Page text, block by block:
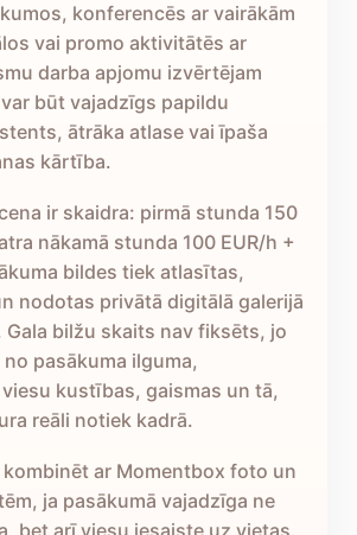
konferencēs ar vairākām
vai promo aktivitātēs ar
darba apjomu izvērtējam
būt vajadzīgs papildu
ātrāka atlase vai īpaša
kārtība.
ir skaidra: pirmā stunda 150
nākamā stunda 100 EUR/h +
bildes tiek atlasītas,
nodotas privātā digitālā galerijā
Gala bilžu skaits nav fiksēts, jo
pasākuma ilguma,
kustības, gaismas un tā,
reāli notiek kadrā.
ar Momentbox foto un
ja pasākumā vajadzīga ne